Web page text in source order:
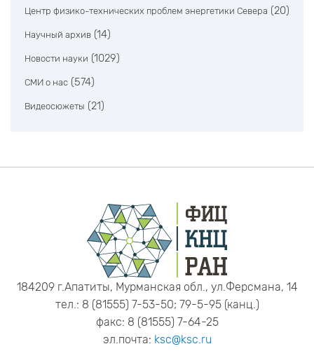
Центр физико-технических проблем энергетики Севера (20)
Научный архив (14)
Новости науки (1029)
СМИ о нас (574)
Видеосюжеты (21)
184209 г.Апатиты, Мурманская обл., ул.Ферсмана, 14
тел.: 8 (81555) 7-53-50; 79-5-95 (канц.)
факс: 8 (81555) 7-64-25
эл.почта: ksc@ksc.ru